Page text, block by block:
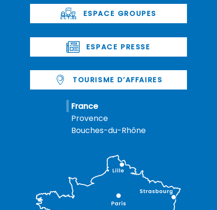
ESPACE GROUPES
ESPACE PRESSE
TOURISME D’AFFAIRES
France
Provence
Bouches-du-Rhône